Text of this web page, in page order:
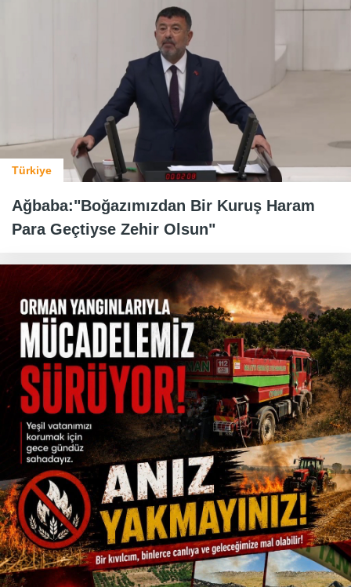
Türkiye
Ağbaba:"Boğazımızdan Bir Kuruş Haram
Para Geçtiyse Zehir Olsun"